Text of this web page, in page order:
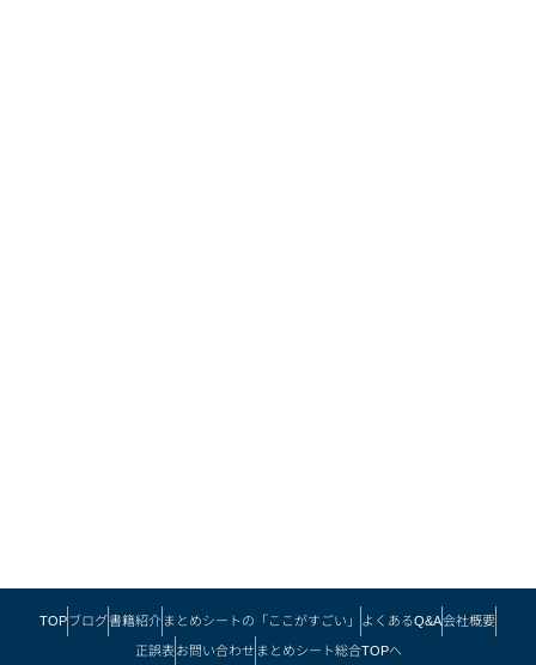
TOPブログ書籍紹介 まとめシートの「ここがすごい」 よくあるQ&A会社概要
正誤表 お問い合わせ まとめシート総合TOPへ